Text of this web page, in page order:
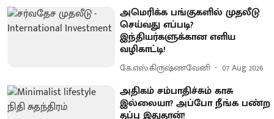
அமெரிக்க பங்குகளில் முதலீடு
செய்வது எப்படி?
இந்தியர்களுக்கான எளிய
வழிகாட்டி!
கே.எஸ்.கிருஷ்ணவேனி 07 Aug 2026
அதிகம் சம்பாதிச்சும் காசு
இல்லையா? அப்போ நீங்க பண்ற
தப்பு இதுதான்!